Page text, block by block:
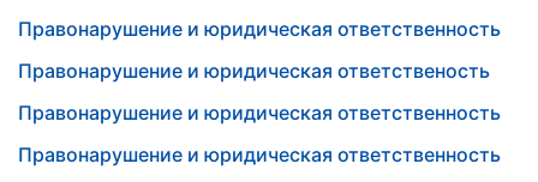
Правонарушение и юридическая ответственность
Правонарушение и юридическая ответственость
Правонарушение и юридическая ответственность
Правонарушение и юридическая ответственность